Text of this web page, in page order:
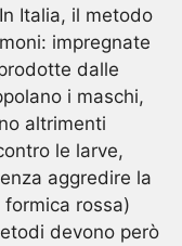
Italia, il metodo
impregnate
dalle
i maschi,
altrimenti
le larve,
aggredire la
rossa)
devono però